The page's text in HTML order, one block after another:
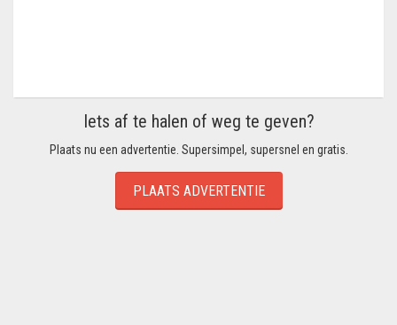
Iets af te halen of weg te geven?
Plaats nu een advertentie. Supersimpel, supersnel en gratis.
PLAATS ADVERTENTIE